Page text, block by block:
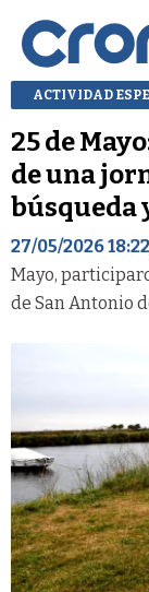
ACTIVIDAD
25 de
de una
búsqueda
27/05/2026 18:22
Mayo,
de San Antonio